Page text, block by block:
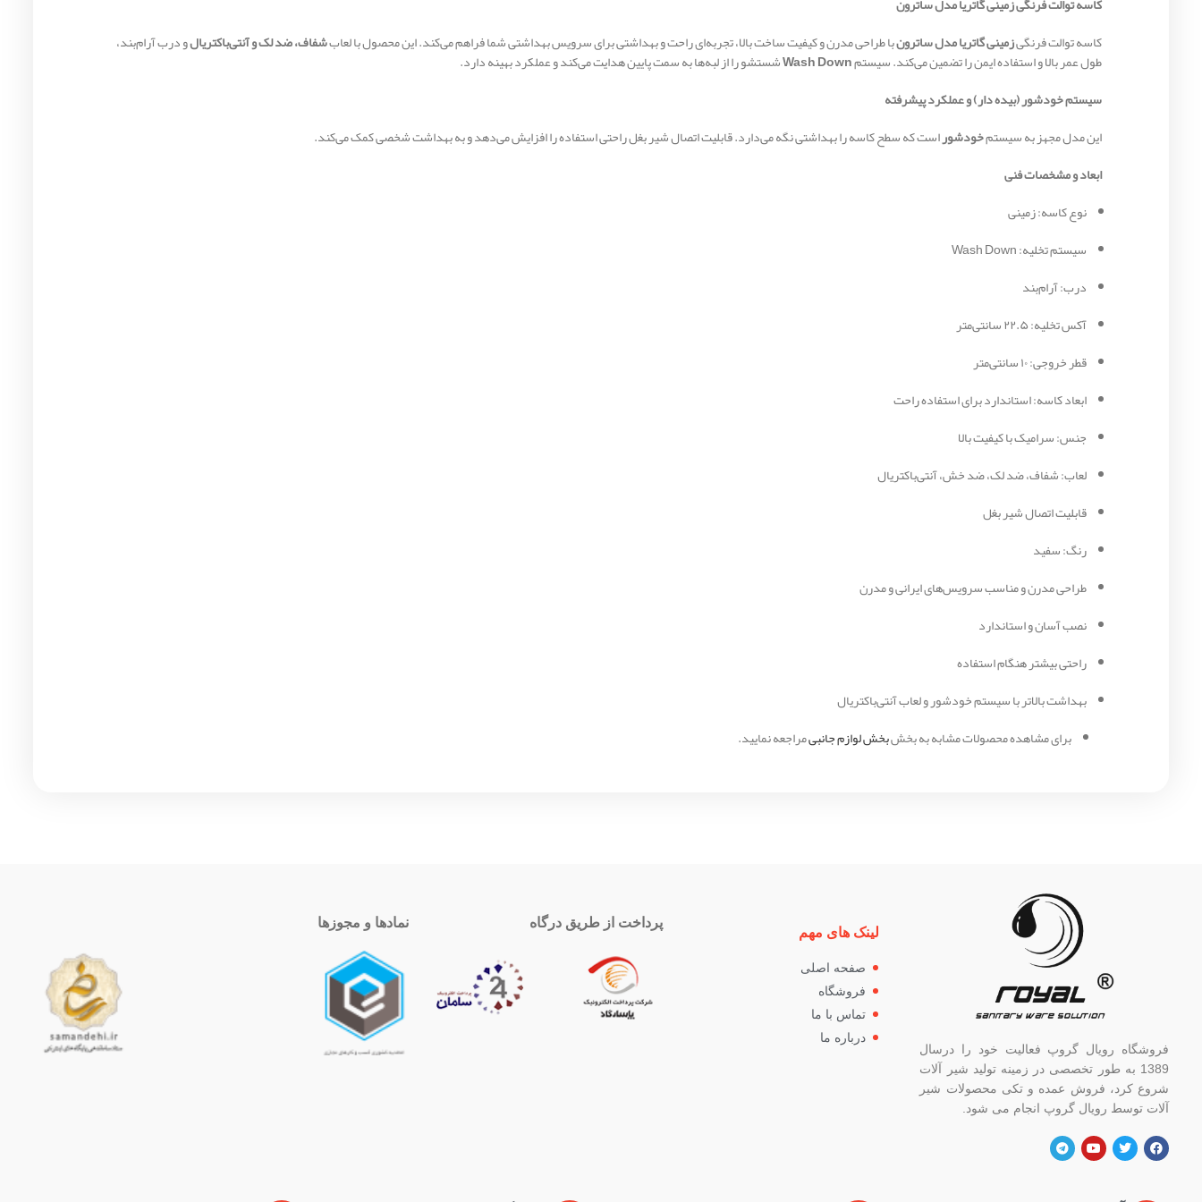
کاسه توالت فرنگیزمینی گاتریا مدل ساترونبا طراحی مدرن و کیفیت ساخت بالا، تجربه‌ای راحت و بهداشتی برای سرویس بهداشتی شما فراهم می‌کند. این محصول با لعابشفاف، ضد لک و آنتی‌باکتریالو درب آرام‌بند،
طول عمر بالا و استفاده ایمن را تضمین می‌کند. سیستمWash Downشستشو را از لبه‌ها به سمت پایین هدایت می‌کند و عملکرد بهینه دارد.
سیستم خودشور (بیده دار) و عملکرد پیشرفته
این مدل مجهز به سیستمخودشوراست که سطح کاسه را بهداشتی نگه می‌دارد. قابلیت اتصال شیر بغل راحتی استفاده را افزایش می‌دهد و به بهداشت شخصی کمک می‌کند.
ابعاد و مشخصات فنی
نوع کاسه: زمینی
سیستم تخلیه: Wash Down
درب: آرام‌بند
آکس تخلیه: ۲۲.۵ سانتی‌متر
قطر خروجی: ۱۰ سانتی‌متر
ابعاد کاسه: استاندارد برای استفاده راحت
جنس: سرامیک با کیفیت بالا
لعاب: شفاف، ضد لک، ضد خش، آنتی‌باکتریال
قابلیت اتصال شیر بغل
رنگ: سفید
طراحی مدرن و مناسب سرویس‌های ایرانی و مدرن
نصب آسان و استاندارد
راحتی بیشتر هنگام استفاده
بهداشت بالاتر با سیستم خودشور و لعاب آنتی‌باکتریال
برای مشاهده محصولات مشابه به بخشبخش لوازم جانبیمراجعه نمایید.
فروشگاه رویال گروپ فعالیت خود را درسال
1389 به طور تخصصی در زمینه تولید شیر آلات
شروع کرد، فروش عمده و تکی محصولات شیر
آلات توسط رویال گروپ انجام می شود.
لینک های مهم
صفحه اصلی
فروشگاه
تماس با ما
درباره ما
پرداخت از طریق درگاه نمادها و مجوزها